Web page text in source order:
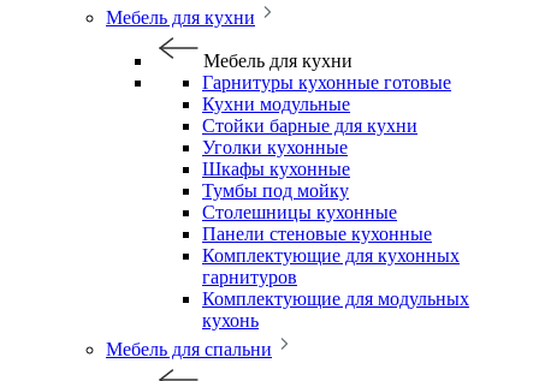
Мебель для кухни
Мебель для кухни
Гарнитуры кухонные готовые
Кухни модульные
Стойки барные для кухни
Уголки кухонные
Шкафы кухонные
Тумбы под мойку
Столешницы кухонные
Панели стеновые кухонные
Комплектующие для кухонных
гарнитуров
Комплектующие для модульных
кухонь
Мебель для спальни